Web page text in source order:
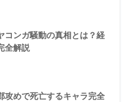
コンガ騒動の真相とは？経
全解説
攻めで死亡するキャラ完全